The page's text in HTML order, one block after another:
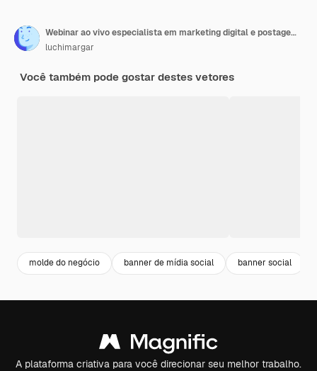
Webinar ao vivo especialista em marketing digital e postagem corporativa do Instagram e modelo de banner de mídia social
luchimargar
Você também pode gostar destes vetores
molde do negócio banner de mídia social banner social
A plataforma criativa para você direcionar seu melhor trabalho.